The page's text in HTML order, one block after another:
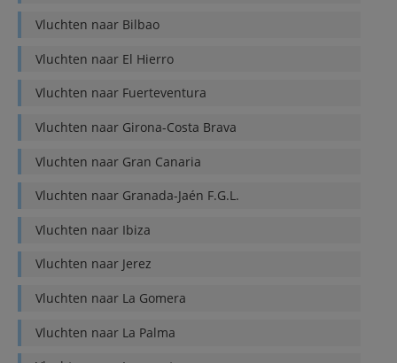
Vluchten naar Bilbao
Vluchten naar El Hierro
Vluchten naar Fuerteventura
Vluchten naar Girona-Costa Brava
Vluchten naar Gran Canaria
Vluchten naar Granada-Jaén F.G.L.
Vluchten naar Ibiza
Vluchten naar Jerez
Vluchten naar La Gomera
Vluchten naar La Palma